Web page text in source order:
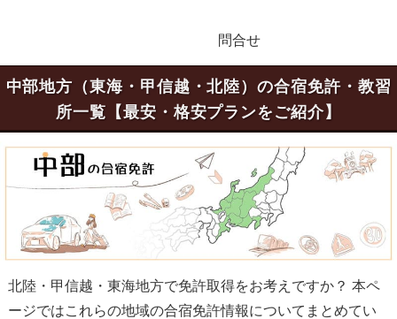
問合せ
中部地方（東海・甲信越・北陸）の合宿免許・教習
所一覧【最安・格安プランをご紹介】
北陸・甲信越・東海地方で免許取得をお考えですか？ 本ペ
ージではこれらの地域の合宿免許情報についてまとめてい